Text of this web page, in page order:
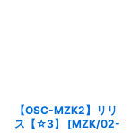
【OSC-MZK2】リリ
ス【☆3】
[MZK/02-